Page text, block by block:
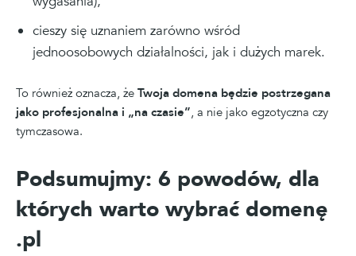
cieszy się uznaniem zarówno wśród
jednoosobowych działalności, jak i dużych marek.
To również oznacza, że Twoja domena będzie postrzegana
jako profesjonalna i „na czasie”, a nie jako egzotyczna czy
tymczasowa.
Podsumujmy: 6 powodów, dla
których warto wybrać domenę
.pl